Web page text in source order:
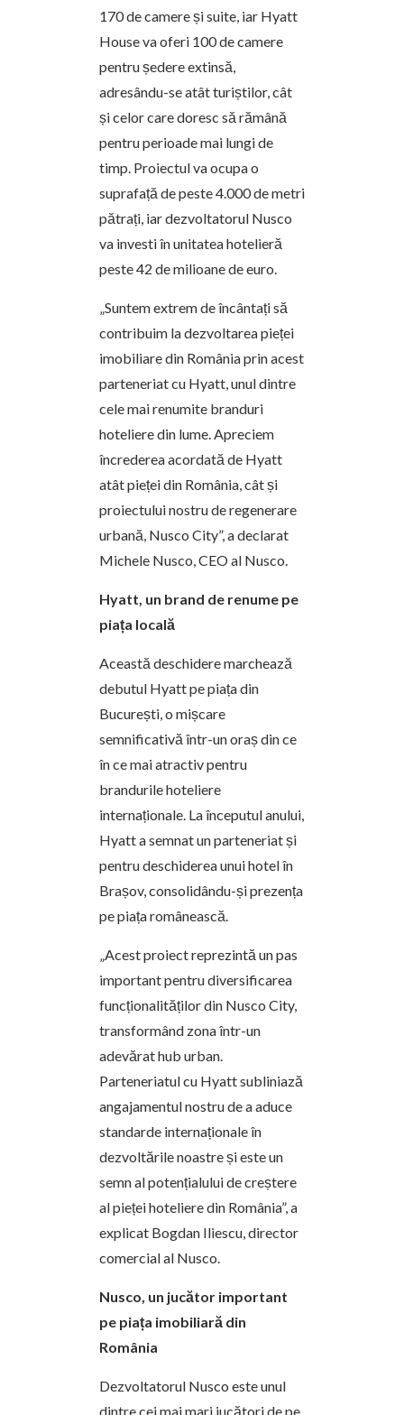
170 de camere și suite, iar Hyatt
House va oferi 100 de camere
pentru ședere extinsă,
adresându-se atât turiștilor, cât
și celor care doresc să rămână
pentru perioade mai lungi de
timp. Proiectul va ocupa o
suprafață de peste 4.000 de metri
pătrați, iar dezvoltatorul Nusco
va investi în unitatea hotelieră
peste 42 de milioane de euro.
„Suntem extrem de încântați să
contribuim la dezvoltarea pieței
imobiliare din România prin acest
parteneriat cu Hyatt, unul dintre
cele mai renumite branduri
hoteliere din lume. Apreciem
încrederea acordată de Hyatt
atât pieței din România, cât și
proiectului nostru de regenerare
urbană, Nusco City”, a declarat
Michele Nusco, CEO al Nusco.
Hyatt, un brand de renume pe
piața locală
Această deschidere marchează
debutul Hyatt pe piața din
București, o mișcare
semnificativă într-un oraș din ce
în ce mai atractiv pentru
brandurile hoteliere
internaționale. La începutul anului,
Hyatt a semnat un parteneriat și
pentru deschiderea unui hotel în
Brașov, consolidându-și prezența
pe piața românească.
„Acest proiect reprezintă un pas
important pentru diversificarea
funcționalităților din Nusco City,
transformând zona într-un
adevărat hub urban.
Parteneriatul cu Hyatt subliniază
angajamentul nostru de a aduce
standarde internaționale în
dezvoltările noastre și este un
semn al potențialului de creștere
al pieței hoteliere din România”, a
explicat Bogdan Iliescu, director
comercial al Nusco.
Nusco, un jucător important
pe piața imobiliară din
România
Dezvoltatorul Nusco este unul
dintre cei mai mari jucători de pe